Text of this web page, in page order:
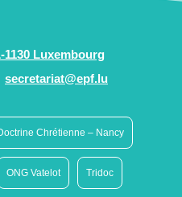
1130 Luxembourg
secretariat@epf.lu
Chrétienne – Nancy
ONG Vatelot Tridoc